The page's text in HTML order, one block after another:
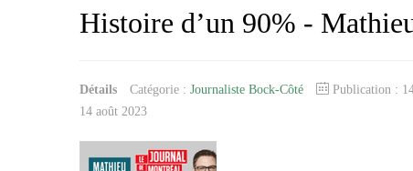
Histoire d’un 90% -
Détails Catégorie : Journaliste Bock-Côté Publication :
14 août 2023